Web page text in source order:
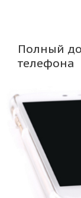
Полный
телефона